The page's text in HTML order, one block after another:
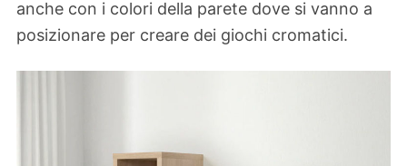
anche con i colori della parete dove si vanno a
posizionare per creare dei giochi cromatici.